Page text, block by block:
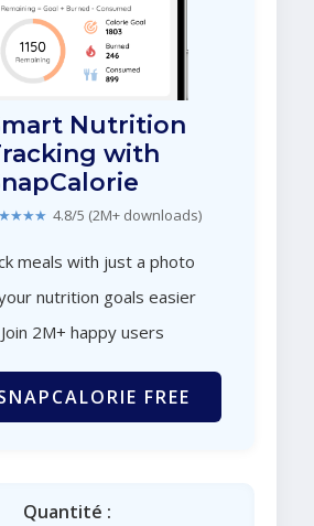
Nutrition
with
4.8/5 (2M+ downloads)
meals with just a photo
nutrition goals easier
Join 2M+ happy users
FREE
Quantité :